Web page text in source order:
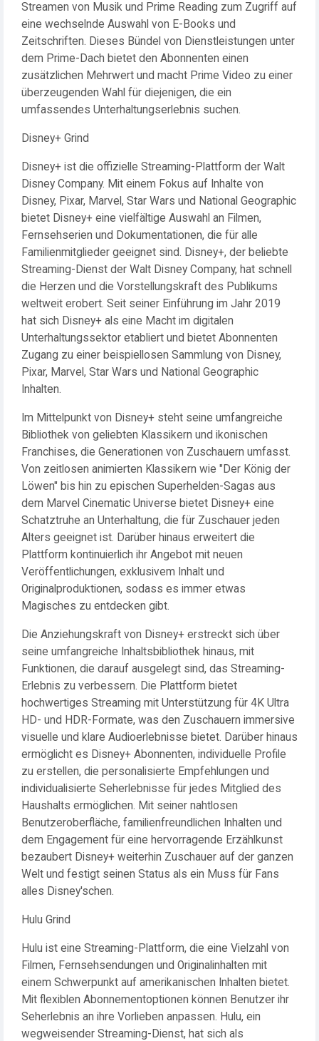
Streamen von Musik und Prime Reading zum Zugriff auf
eine wechselnde Auswahl von E-Books und
Zeitschriften. Dieses Bündel von Dienstleistungen unter
dem Prime-Dach bietet den Abonnenten einen
zusätzlichen Mehrwert und macht Prime Video zu einer
überzeugenden Wahl für diejenigen, die ein
umfassendes Unterhaltungserlebnis suchen.
Disney+ Grind
Disney+ ist die offizielle Streaming-Plattform der Walt
Disney Company. Mit einem Fokus auf Inhalte von
Disney, Pixar, Marvel, Star Wars und National Geographic
bietet Disney+ eine vielfältige Auswahl an Filmen,
Fernsehserien und Dokumentationen, die für alle
Familienmitglieder geeignet sind. Disney+, der beliebte
Streaming-Dienst der Walt Disney Company, hat schnell
die Herzen und die Vorstellungskraft des Publikums
weltweit erobert. Seit seiner Einführung im Jahr 2019
hat sich Disney+ als eine Macht im digitalen
Unterhaltungssektor etabliert und bietet Abonnenten
Zugang zu einer beispiellosen Sammlung von Disney,
Pixar, Marvel, Star Wars und National Geographic
Inhalten.
Im Mittelpunkt von Disney+ steht seine umfangreiche
Bibliothek von geliebten Klassikern und ikonischen
Franchises, die Generationen von Zuschauern umfasst.
Von zeitlosen animierten Klassikern wie "Der König der
Löwen" bis hin zu epischen Superhelden-Sagas aus
dem Marvel Cinematic Universe bietet Disney+ eine
Schatztruhe an Unterhaltung, die für Zuschauer jeden
Alters geeignet ist. Darüber hinaus erweitert die
Plattform kontinuierlich ihr Angebot mit neuen
Veröffentlichungen, exklusivem Inhalt und
Originalproduktionen, sodass es immer etwas
Magisches zu entdecken gibt.
Die Anziehungskraft von Disney+ erstreckt sich über
seine umfangreiche Inhaltsbibliothek hinaus, mit
Funktionen, die darauf ausgelegt sind, das Streaming-
Erlebnis zu verbessern. Die Plattform bietet
hochwertiges Streaming mit Unterstützung für 4K Ultra
HD- und HDR-Formate, was den Zuschauern immersive
visuelle und klare Audioerlebnisse bietet. Darüber hinaus
ermöglicht es Disney+ Abonnenten, individuelle Profile
zu erstellen, die personalisierte Empfehlungen und
individualisierte Seherlebnisse für jedes Mitglied des
Haushalts ermöglichen. Mit seiner nahtlosen
Benutzeroberfläche, familienfreundlichen Inhalten und
dem Engagement für eine hervorragende Erzählkunst
bezaubert Disney+ weiterhin Zuschauer auf der ganzen
Welt und festigt seinen Status als ein Muss für Fans
alles Disney'schen.
Hulu Grind
Hulu ist eine Streaming-Plattform, die eine Vielzahl von
Filmen, Fernsehsendungen und Originalinhalten mit
einem Schwerpunkt auf amerikanischen Inhalten bietet.
Mit flexiblen Abonnementoptionen können Benutzer ihr
Seherlebnis an ihre Vorlieben anpassen. Hulu, ein
wegweisender Streaming-Dienst, hat sich als